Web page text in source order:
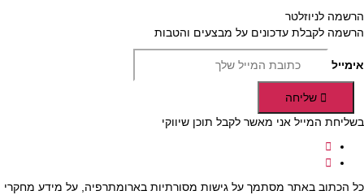
הרשמה לניוזלטר
הרשמה לקבלת עדכונים על מבצעים והטבות
אימייל
שליחה
בשליחת המייל אני מאשר לקבל תוכן שיווקי
כל הכתוב באתר מסתמך על גישות מסורתיות בארומתרפיה, על מידע מחקרי